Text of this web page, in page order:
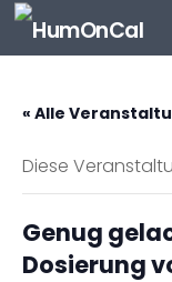
Zum Inhalt
« Alle
Diese
Genug
Dosierung